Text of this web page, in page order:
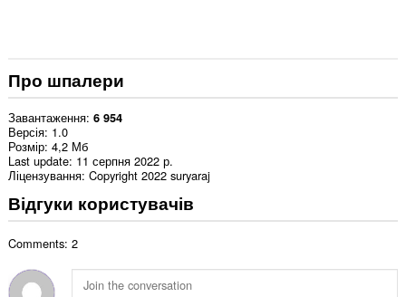
Про шпалери
Завантаження 6 954
Версія 1.0
Розмір 4,2 Мб
Last update 11 серпня 2022 р.
Ліцензування Copyright 2022 suryaraj
Відгуки користувачів
Comments: 2